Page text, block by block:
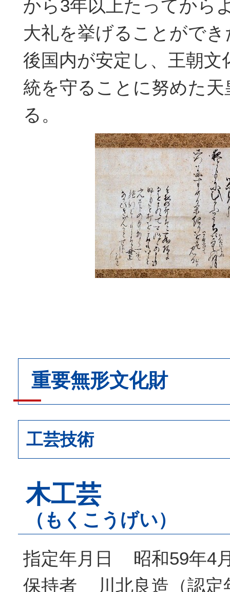
から3年以上たってから
大礼を挙げることがで
後国内が安定し、王朝文
統を守ることに努めた
る。
重要無形文化財
工芸技術
木工芸
（もくこうげい）
指定年月日 昭和59年4
保持者 川北良造（認